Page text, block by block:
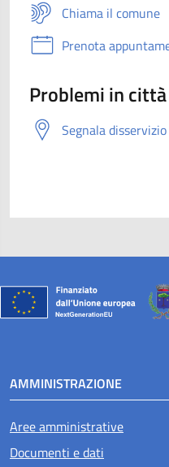
Chiama il comune
Prenota
Problemi in città
Segnala disservizio
AMMINISTRAZIONE
Aree amministrative
Documenti e dati